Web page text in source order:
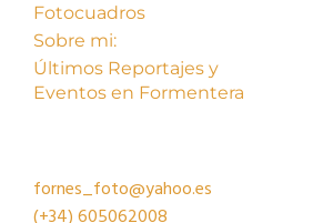
Fotocuadros
Sobre mi:
Últimos Reportajes y
Eventos en Formentera
fornes_foto@yahoo.es